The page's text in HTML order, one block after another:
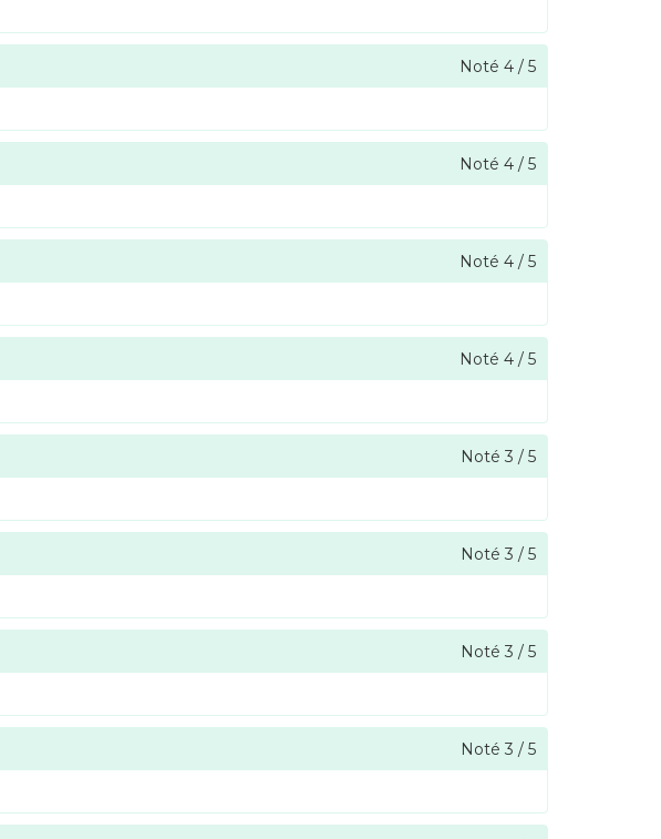
Noté 4 / 5
Noté 4 / 5
Noté 4 / 5
Noté 4 / 5
Noté 3 / 5
Noté 3 / 5
Noté 3 / 5
Noté 3 / 5